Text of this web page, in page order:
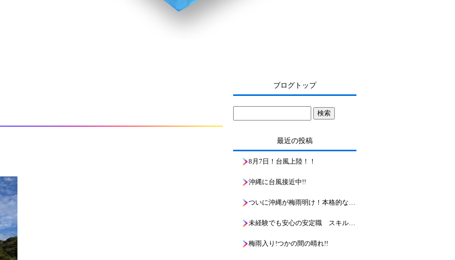
ブログトップ
最近の投稿
8月7日！台風上陸！！
沖縄に台風接近中!!
ついに沖縄が梅雨明け！本格的な夏到来と、これからのボーリング現場の熱い戦い
未経験でも安心の安定職 スキルアップ！地層の魅力と基礎知識を解説
梅雨入り!つかの間の晴れ!!